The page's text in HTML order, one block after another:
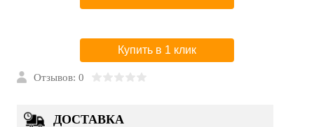
Купить в 1 клик
Отзывов: 0
ДОСТАВКА